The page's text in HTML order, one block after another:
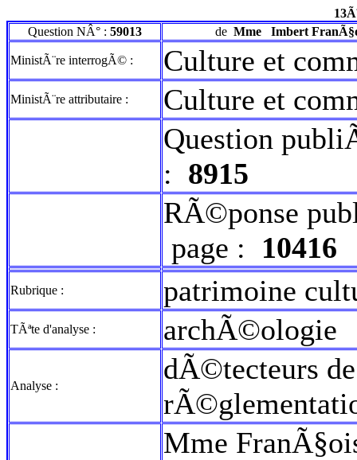
Question NÂ° : 59013 de Mme Imbert
MinistÃ¨re interrogÃ© : Culture et
MinistÃ¨re attributaire :
Culture et
Question
: 8915
RÃ©ponse
page : 10416
Rubrique : patrimoine
TÃªte d'analyse : archÃ©ologie
Analyse :
dÃ©tecteurs
Mme